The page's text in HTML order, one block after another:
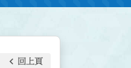
keyboard_arrow_left 回上頁